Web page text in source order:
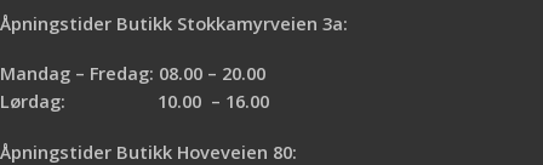
Åpningstider Butikk Stokkamyrveien 3a:
Mandag – Fredag: 08.00 – 20.00
Lørdag: 10.00 – 16.00
Åpningstider Butikk Hoveveien 80: